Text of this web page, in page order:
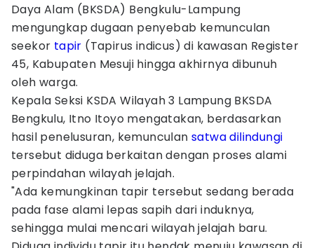
Daya Alam (BKSDA) Bengkulu-Lampung
mengungkap dugaan penyebab kemunculan
seekor tapir (Tapirus indicus) di kawasan Register
45, Kabupaten Mesuji hingga akhirnya dibunuh
oleh warga.
Kepala Seksi KSDA Wilayah 3 Lampung BKSDA
Bengkulu, Itno Itoyo mengatakan, berdasarkan
hasil penelusuran, kemunculan satwa dilindungi
tersebut diduga berkaitan dengan proses alami
perpindahan wilayah jelajah.
"Ada kemungkinan tapir tersebut sedang berada
pada fase alami lepas sapih dari induknya,
sehingga mulai mencari wilayah jelajah baru.